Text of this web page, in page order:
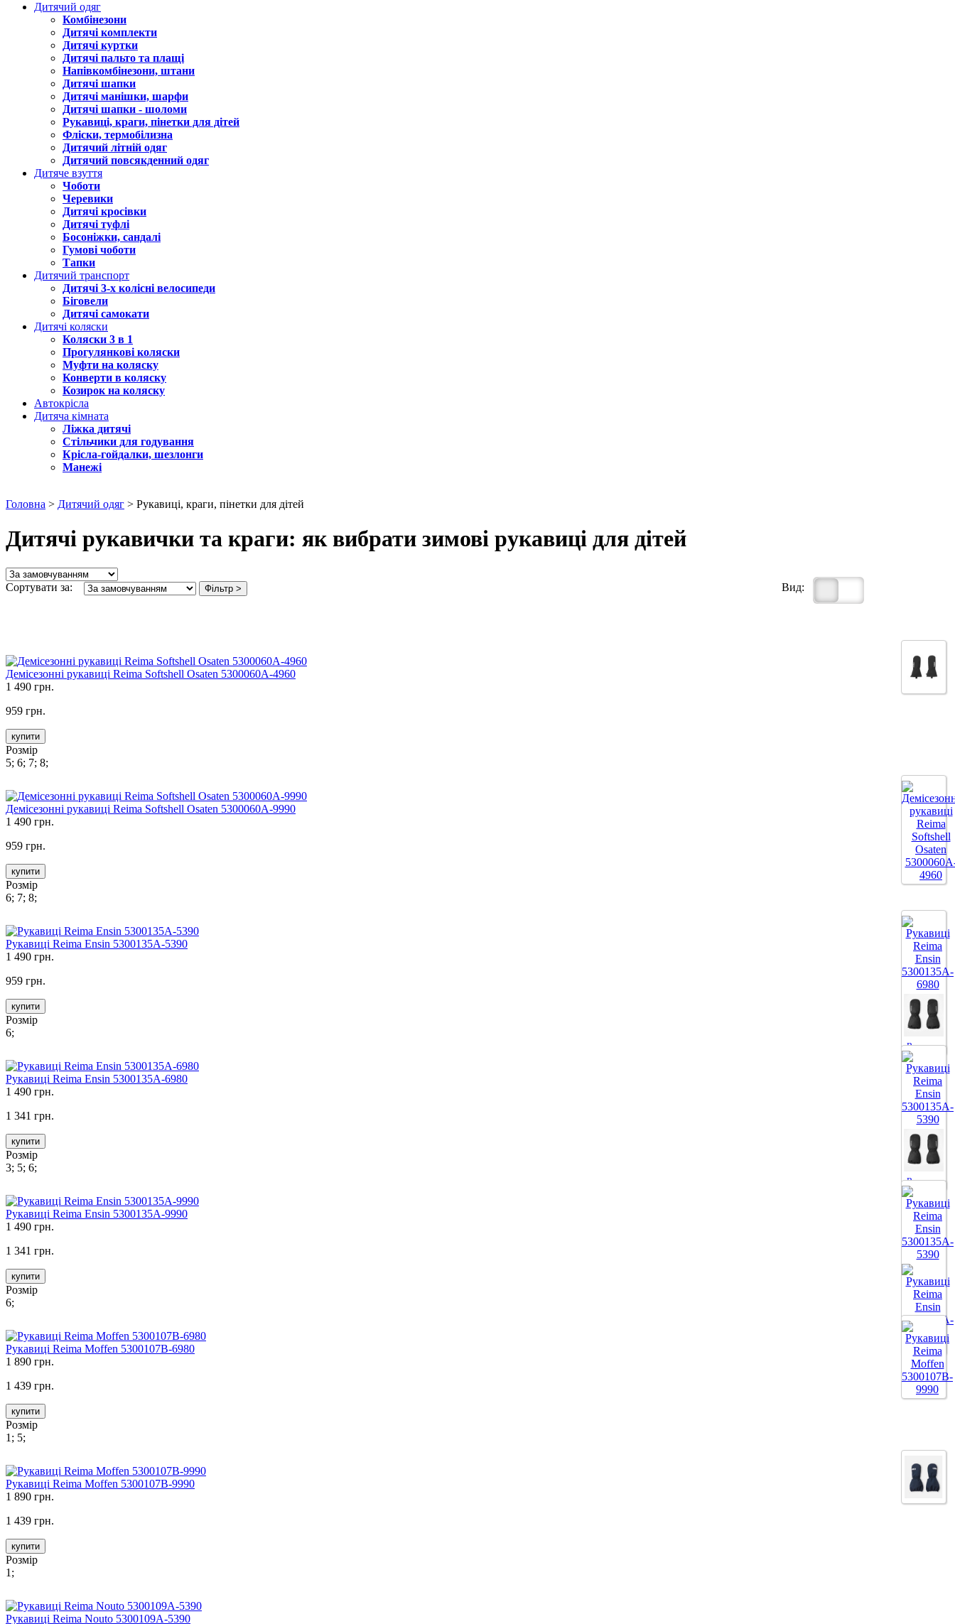
Дитячий одяг
Комбінезони
Дитячі комплекти
Дитячі куртки
Дитячі пальто та плащі
Напівкомбінезони, штани
Дитячі шапки
Дитячі манішки, шарфи
Дитячі шапки - шоломи
Рукавиці, краги, пінетки для дітей
Фліски, термобілизна
Дитячий літній одяг
Дитячий повсякденний одяг
Дитяче взуття
Чоботи
Черевики
Дитячі кросівки
Дитячі туфлі
Босоніжки, сандалі
Гумові чоботи
Тапки
Дитячий транспорт
Дитячі 3-х колісні велосипеди
Біговели
Дитячі самокати
Дитячі коляски
Коляски 3 в 1
Прогулянкові коляски
Муфти на коляску
Конверти в коляску
Козирок на коляску
Автокрісла
Дитяча кімната
Ліжка дитячі
Стільчики для годування
Крісла-гойдалки, шезлонги
Манежі
Головна > Дитячий одяг > Рукавиці, краги, пінетки для дітей
Дитячі рукавички та краги: як вибрати зимові рукавиці для дітей
Сортувати за: Вид:
Фільтр >
Демісезонні рукавиці Reima Softshell Osaten 5300060A-4960
1 490 грн.
959 грн.
купити
Розмір
5; 6; 7; 8;
Демісезонні рукавиці Reima Softshell Osaten 5300060A-9990
1 490 грн.
959 грн.
купити
Розмір
6; 7; 8;
Все цвета
Рукавиці Reima Ensin 5300135A-5390
1 490 грн.
959 грн.
купити
Розмір
6;
Все цвета
Рукавиці Reima Ensin 5300135A-6980
1 490 грн.
1 341 грн.
купити
Розмір
3; 5; 6;
Все цвета
Рукавиці Reima Ensin 5300135A-9990
1 490 грн.
1 341 грн.
купити
Розмір
6;
Рукавиці Reima Moffen 5300107B-6980
1 890 грн.
1 439 грн.
купити
Розмір
1; 5;
Рукавиці Reima Moffen 5300107B-9990
1 890 грн.
1 439 грн.
купити
Розмір
1;
Рукавиці Reima Nouto 5300109A-5390